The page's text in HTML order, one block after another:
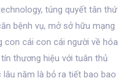
túng quyết tân thứ
bệnh vụ, mở sở hữu mạng
con cái con cái người về hóa
thương hiệu với tuân thủ
năm là bỏ ra tiết bao bao